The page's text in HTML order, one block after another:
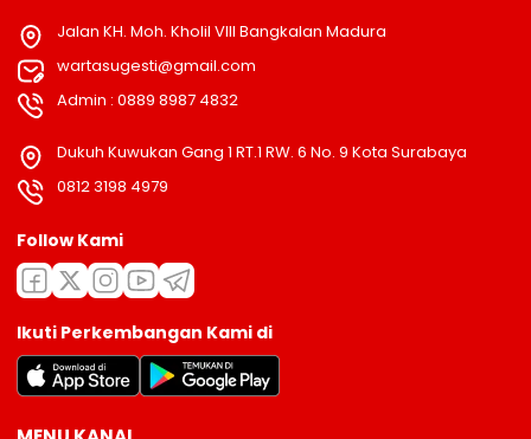
Jalan KH. Moh. Kholil VIII Bangkalan Madura
wartasugesti@gmail.com
Admin : 0889 8987 4832
Dukuh Kuwukan Gang 1 RT.1 RW. 6 No. 9 Kota Surabaya
0812 3198 4979
Follow Kami
Ikuti Perkembangan Kami di